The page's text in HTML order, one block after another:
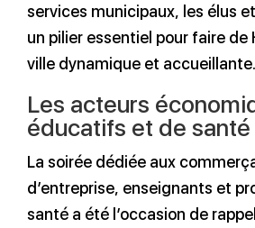
services municipaux, les élus
un pilier essentiel pour faire de
ville dynamique et accueillante.
Les acteurs
éducatifs et de santé
La soirée dédiée aux
d’entreprise, enseignants et
santé a été l’occasion de